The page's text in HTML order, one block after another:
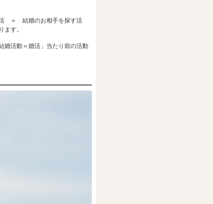
＝ 結婚のお相手を探す活
す。
婚活動＝婚活」当たり前の活動